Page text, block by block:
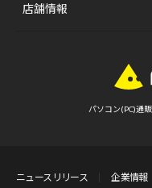
店舗情報
パソコン(PC)通
ニュースリリース 企業情報